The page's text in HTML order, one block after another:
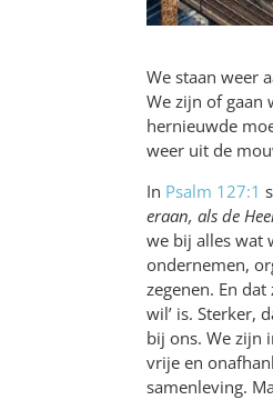
We staan weer
We zijn of gaan
hernieuwde
weer uit de
In Psalm 127:1
eraan, als de
we bij alles wat
ondernemen,
zegenen. En
wil’ is. Sterker,
bij ons. We zijn
vrije en
samenleving.